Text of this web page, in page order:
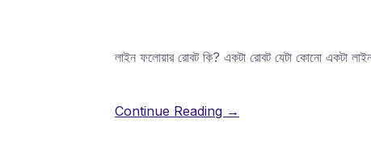
লাইন ফলোয়ার রোবট কি? একটা রোবট যেটা কোনো একটা
Continue Reading →